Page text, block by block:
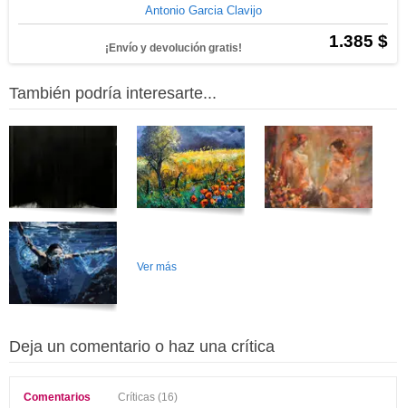
Antonio Garcia Clavijo
1.385 $
¡Envío y devolución gratis!
También podría interesarte...
Ver más
Deja un comentario o haz una crítica
Comentarios Críticas (16)